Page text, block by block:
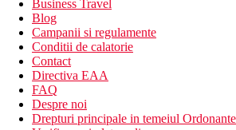
internationala si locala (1x per
rezervare)
mai multe baruri
bar pe plaja
Wi-Fi (gratuit)
magazine
Business Travel
Blog
Campanii si regulamente
Conditii de calatorie
Contact
Directiva EAA
FAQ
Despre noi
Drepturi principale in temeiul